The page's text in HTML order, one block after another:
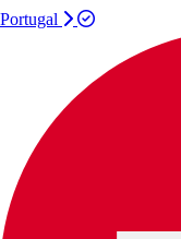
Portugal